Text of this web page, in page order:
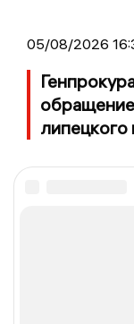
05/08/2026
обращение